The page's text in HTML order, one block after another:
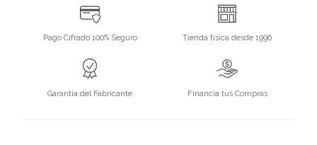
Pago Cifrado 100% Seguro Tienda física desde 1996
Garantía del Fabricante Financia tus Compras